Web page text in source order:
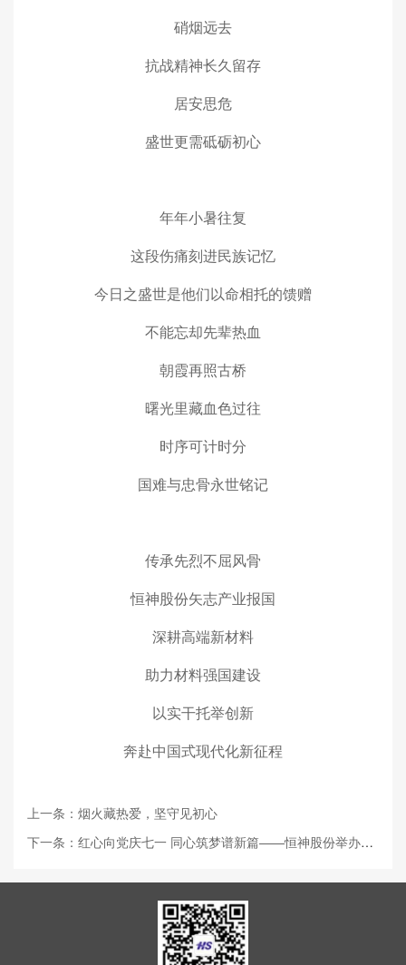
硝烟远去
抗战精神长久留存
居安思危
盛世更需砥砺初心
年年小暑往复
这段伤痛刻进民族记忆
今日之盛世是他们以命相托的馈赠
不能忘却先辈热血
朝霞再照古桥
曙光里藏血色过往
时序可计时分
国难与忠骨永世铭记
传承先烈不屈风骨
恒神股份矢志产业报国
深耕高端新材料
助力材料强国建设
以实干托举创新
奔赴中国式现代化新征程
上一条：烟火藏热爱，坚守见初心
下一条：红心向党庆七一 同心筑梦谱新篇——恒神股份举办庆七一主题文体系列活...